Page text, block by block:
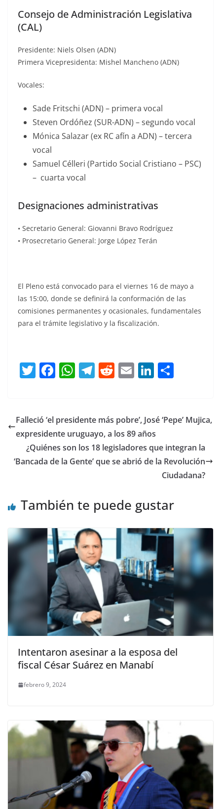
Consejo de Administración Legislativa
(CAL)
Presidente: Niels Olsen (ADN)
Primera Vicepresidenta: Mishel Mancheno (ADN)
Vocales:
Sade Fritschi (ADN) – primera vocal
Steven Ordóñez (SUR-ADN) – segundo vocal
Mónica Salazar (ex RC afín a ADN) – tercera
vocal
Samuel Célleri (Partido Social Cristiano – PSC)
– cuarta vocal
Designaciones administrativas
• Secretario General: Giovanni Bravo Rodríguez
• Prosecretario General: Jorge López Terán
El Pleno está convocado para el viernes 16 de mayo a
las 15:00, donde se definirá la conformación de las
comisiones permanentes y ocasionales, fundamentales
para el trámite legislativo y la fiscalización.
T
er
F
e
b
o
o
W
s
A
p
p
T
gr
a
m
R
di
t
E
l
Li
e
dI
n
p
tir
Falleció ‘el presidente más pobre’, José ‘Pepe’ Mujica,
expresidente uruguayo, a los 89 años
¿Quiénes son los 18 legisladores que integran la
‘Bancada de la Gente’ que se abrió de la Revolución
Ciudadana?
También te puede gustar
Intentaron asesinar a la esposa del
fiscal César Suárez en Manabí
febrero 9, 2024